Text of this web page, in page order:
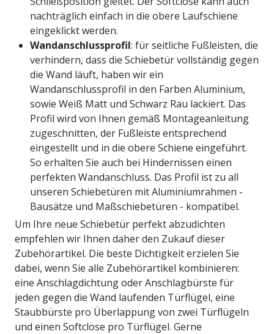
nachträglich einfach in die obere Laufschiene
eingeklickt werden.
Wandanschlussprofil: für seitliche Fußleisten, die
verhindern, dass die Schiebetür vollständig gegen
die Wand läuft, haben wir ein
Wandanschlussprofil in den Farben Aluminium,
sowie Weiß Matt und Schwarz Rau lackiert. Das
Profil wird von Ihnen gemäß Montageanleitung
zugeschnitten, der Fußleiste entsprechend
eingestellt und in die obere Schiene eingeführt.
So erhalten Sie auch bei Hindernissen einen
perfekten Wandanschluss. Das Profil ist zu all
unseren Schiebetüren mit Aluminiumrahmen -
Bausätze und Maßschiebetüren - kompatibel.
Um Ihre neue Schiebetür perfekt abzudichten
empfehlen wir Ihnen daher den Zukauf dieser
Zubehörartikel. Die beste Dichtigkeit erzielen Sie
dabei, wenn Sie alle Zubehörartikel kombinieren:
eine Anschlagdichtung oder Anschlagbürste für
jeden gegen die Wand laufenden Türflügel, eine
Staubbürste pro Überlappung von zwei Türflügeln
und einen Softclose pro Türflügel. Gerne